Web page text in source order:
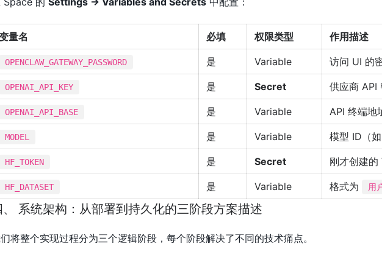
量名 必填 权限类型 作用描述
OPENCLAW_GATEWAY_PASSWORD 是 Variable 访问 UI 的
OPENAI_API_KEY 是 Secret 供应商 API
OPENAI_API_BASE 是 Variable API 终端地
MODEL 是 Variable 模型 ID（如
HF_TOKEN 是 Secret 刚才创建的
HF_DATASET 是 Variable 格式为 用
、 系统架构：从部署到持久化的三阶段方案描述
将整个实现过程分为三个逻辑阶段，每个阶段解决了不同的技术痛点。